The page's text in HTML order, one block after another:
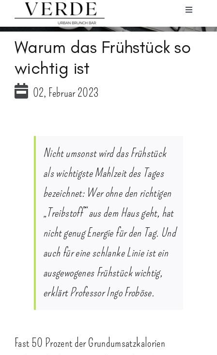
to
content
Toggle
SPEISEKARTE
GALERIE
KONTAKT
Warum das Frühstück so
wichtig ist
02, Februar 2023
Nicht umsonst wird das Frühstück
als wichtigste Mahlzeit des Tages
bezeichnet: Wer ohne den richtigen
„Treibstoff“ aus dem Haus geht, hat
nicht genug Energie für den Tag. Und
auch für eine schlanke Linie ist ein
ausgewogenes Frühstück wichtig,
erklärt Professor Ingo Froböse.
Fast 50 Prozent der Grundumsatzkalorien